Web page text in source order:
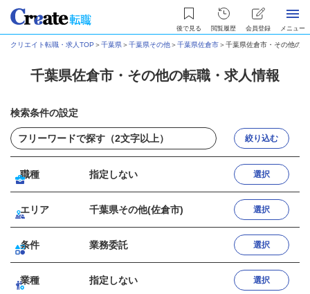
後で見る 閲覧履歴 会員登録 メニュー
クリエイト転職・求人TOP ＞千葉県＞千葉県その他＞千葉県佐倉市＞千葉県佐倉市・その他の
千葉県佐倉市・その他の転職・求人情報
検索条件の設定
絞り込む
職種 指定しない 選択
エリア 千葉県その他(佐倉市) 選択
条件 業務委託 選択
業種 指定しない 選択